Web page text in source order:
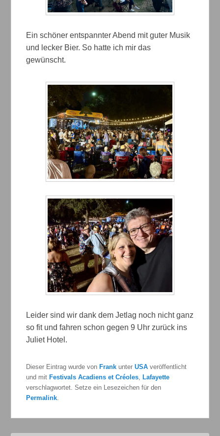
Ein schöner entspannter Abend mit guter Musik
und lecker Bier. So hatte ich mir das
gewünscht.
Leider sind wir dank dem Jetlag noch nicht ganz
so fit und fahren schon gegen 9 Uhr zurück ins
Juliet Hotel.
Dieser Eintrag wurde von Frank unterUSA veröffentlicht
und mit Festivals Acadiens et Créoles, Lafayette
verschlagwortet. Setze ein Lesezeichen für den
Permalink.